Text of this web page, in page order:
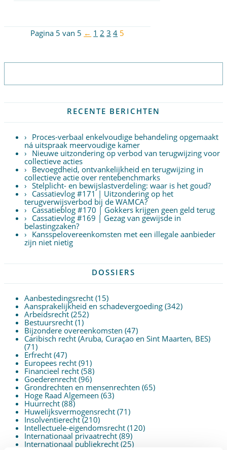
Pagina 5 van 5 ← 1 2 3 4 5
RECENTE BERICHTEN
Proces-verbaal enkelvoudige behandeling opgemaakt
ná uitspraak meervoudige kamer
Nieuwe uitzondering op verbod van terugwijzing voor
collectieve acties
Bevoegdheid, ontvankelijkheid en terugwijzing in
collectieve actie over rentebenchmarks
Stelplicht- en bewijslastverdeling: waar is het goud?
Cassatievlog #171 | Uitzondering op het
terugverwijsverbod bij de WAMCA?
Cassatieblog #170 | Gokkers krijgen geen geld terug
Cassatievlog #169 | Gezag van gewijsde in
belastingzaken?
Kansspelovereenkomsten met een illegale aanbieder
zijn niet nietig
DOSSIERS
Aanbestedingsrecht (15)
Aansprakelijkheid en schadevergoeding (342)
Arbeidsrecht (252)
Bestuursrecht (1)
Bijzondere overeenkomsten (47)
Caribisch recht (Aruba, Curaçao en Sint Maarten, BES)
(71)
Erfrecht (47)
Europees recht (91)
Financieel recht (58)
Goederenrecht (96)
Grondrechten en mensenrechten (65)
Hoge Raad Algemeen (63)
Huurrecht (88)
Huwelijksvermogensrecht (71)
Insolventierecht(210)
Intellectuele-eigendomsrecht (120)
Internationaal privaatrecht (89)
Internationaal publiekrecht (25)